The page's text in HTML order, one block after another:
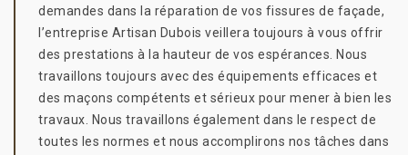
demandes dans la réparation de vos fissures de façade,
l’entreprise Artisan Dubois veillera toujours à vous offrir
des prestations à la hauteur de vos espérances. Nous
travaillons toujours avec des équipements efficaces et
des maçons compétents et sérieux pour mener à bien les
travaux. Nous travaillons également dans le respect de
toutes les normes et nous accomplirons nos tâches dans